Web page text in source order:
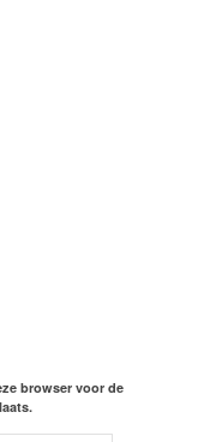
browser voor de